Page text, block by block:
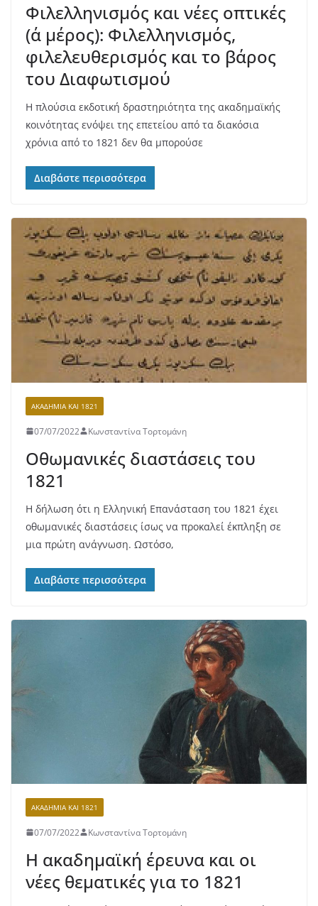
Φιλελληνισμός και νέες οπτικές
(α΄ μέρος): Φιλελληνισμός,
φιλελευθερισμός και το βάρος
του Διαφωτισμού
Η πλούσια εκδοτική δραστηριότητα της ακαδημαϊκής
κοινότητας ενόψει της επετείου από τα διακόσια
χρόνια από το 1821 δεν θα μπορούσε
Διαβάστε περισσότερα
ΑΚΑΔΗΜΊΑ ΚΑΙ 1821
07/07/2022 Κωνσταντίνα Τορτομάνη
Οθωμανικές διαστάσεις του
1821
Η δήλωση ότι η Ελληνική Επανάσταση του 1821 έχει
oθωμανικές διαστάσεις ίσως να προκαλεί έκπληξη σε
μια πρώτη ανάγνωση. Ωστόσο,
Διαβάστε περισσότερα
ΑΚΑΔΗΜΊΑ ΚΑΙ 1821
07/07/2022 Κωνσταντίνα Τορτομάνη
Η ακαδημαϊκή έρευνα και οι
νέες θεματικές για το 1821